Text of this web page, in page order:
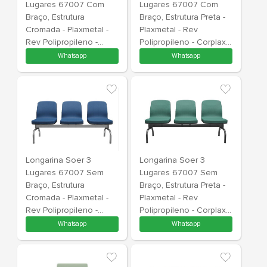
Estrutura Preta, Com
Braço - Plaxmetal - Rev
Vinil - Corplax Vinil
Amarelo - Plpx Plástico
Comprar Pelo WhatsApp
Braço
Plaxmetal - Rev
Pp Preto
Comprar
Longarina Diretor
Premium 32573 3
Lugares, Braço Corsa,
Operativa
Lugares,
Braço